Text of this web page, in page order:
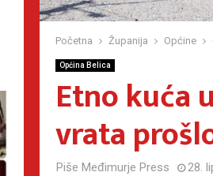
Početna Županija Općine
Općina Belica
Etno kuća
vrata
Piše Međimurje Press 28.